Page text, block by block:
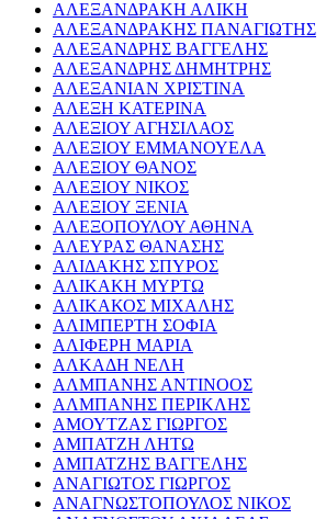
ΑΛΕΞΑΝΔΡΑΚΗ ΑΛΙΚΗ
ΑΛΕΞΑΝΔΡΑΚΗΣ ΠΑΝΑΓΙΩΤΗΣ
ΑΛΕΞΑΝΔΡΗΣ ΒΑΓΓΕΛΗΣ
ΑΛΕΞΑΝΔΡΗΣ ΔΗΜΗΤΡΗΣ
ΑΛΕΞΑΝΙΑΝ ΧΡΙΣΤΙΝΑ
ΑΛΕΞΗ ΚΑΤΕΡΙΝΑ
ΑΛΕΞΙΟΥ ΑΓΗΣΙΛΑΟΣ
ΑΛΕΞΙΟΥ ΕΜΜΑΝΟΥΕΛΑ
ΑΛΕΞΙΟΥ ΘΑΝΟΣ
ΑΛΕΞΙΟΥ ΝΙΚΟΣ
ΑΛΕΞΙΟΥ ΞΕΝΙΑ
ΑΛΕΞΟΠΟΥΛΟΥ ΑΘΗΝΑ
ΑΛΕΥΡΑΣ ΘΑΝΑΣΗΣ
ΑΛΙΔΑΚΗΣ ΣΠΥΡΟΣ
ΑΛΙΚΑΚΗ ΜΥΡΤΩ
ΑΛΙΚΑΚΟΣ ΜΙΧΑΛΗΣ
ΑΛΙΜΠΕΡΤΗ ΣΟΦΙΑ
ΑΛΙΦΕΡΗ ΜΑΡΙΑ
ΑΛΚΑΔΗ ΝΕΛΗ
ΑΛΜΠΑΝΗΣ ΑΝΤΙΝΟΟΣ
ΑΛΜΠΑΝΗΣ ΠΕΡΙΚΛΗΣ
ΑΜΟΥΤΖΑΣ ΓΙΩΡΓΟΣ
ΑΜΠΑΤΖΗ ΛΗΤΩ
ΑΜΠΑΤΖΗΣ ΒΑΓΓΕΛΗΣ
ΑΝΑΓΙΩΤΟΣ ΓΙΩΡΓΟΣ
ΑΝΑΓΝΩΣΤΟΠΟΥΛΟΣ ΝΙΚΟΣ